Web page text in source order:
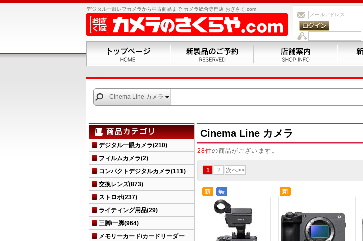
デジタル一眼レフカメラから中古商品まで カメラ総合専門店 おぎさく.com
Cinema Line カメラ
デジタル一眼カメラ(210)
フィルムカメラ(2)
コンパクトデジタルカメラ(111)
交換レンズ(873)
ストロボ(237)
ライティング用品(29)
三脚/一脚(964)
メモリーカード/カードリーダー
Cinema Line カメラ
28件の商品がございます。
1 2 次へ>>